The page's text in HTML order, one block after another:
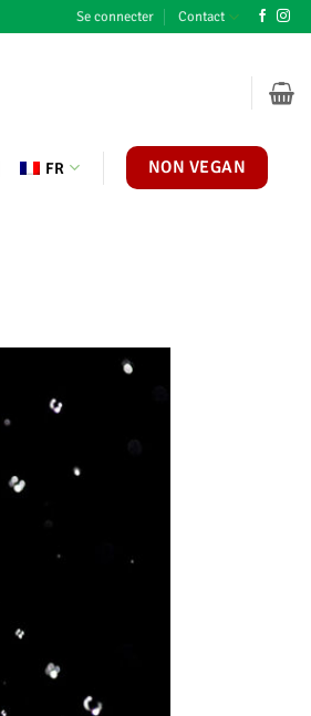
Se connecter Contact
FR NON VEGAN